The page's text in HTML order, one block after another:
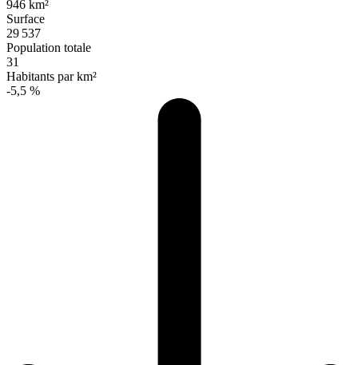
946 km²
Surface
29 537
Population totale
31
Habitants par km²
-5,5 %